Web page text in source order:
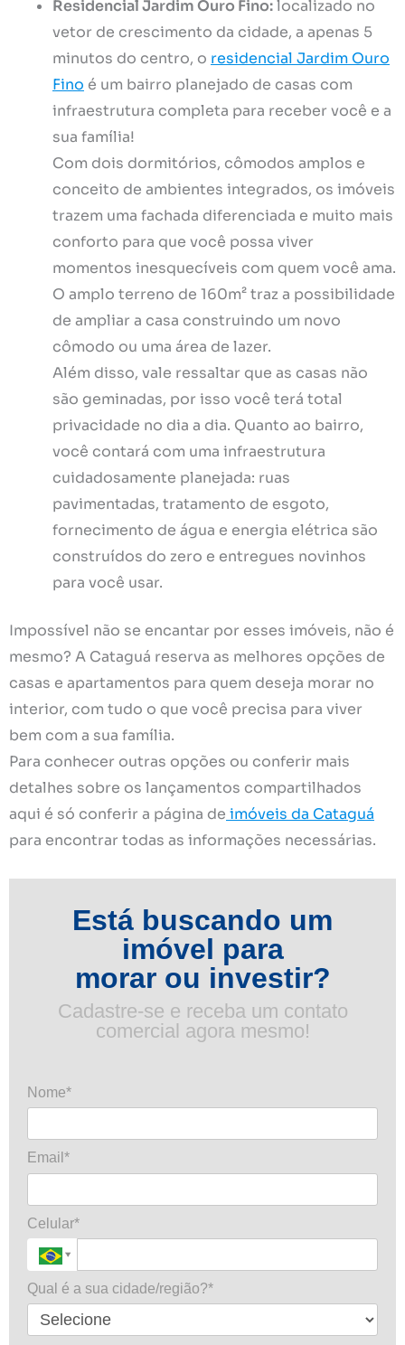
Residencial Jardim Ouro Fino:localizado no
vetor de crescimento da cidade, a apenas 5
minutos do centro, o residencial Jardim Ouro
Fino é um bairro planejado de casas com
infraestrutura completa para receber você e a
sua família!
Com dois dormitórios, cômodos amplos e
conceito de ambientes integrados, os imóveis
trazem uma fachada diferenciada e muito mais
conforto para que você possa viver
momentos inesquecíveis com quem você ama.
O amplo terreno de 160m² traz a possibilidade
de ampliar a casa construindo um novo
cômodo ou uma área de lazer.
Além disso, vale ressaltar que as casas não
são geminadas, por isso você terá total
privacidade no dia a dia. Quanto ao bairro,
você contará com uma infraestrutura
cuidadosamente planejada: ruas
pavimentadas, tratamento de esgoto,
fornecimento de água e energia elétrica são
construídos do zero e entregues novinhos
para você usar.
Impossível não se encantar por esses imóveis, não é
mesmo? A Cataguá reserva as melhores opções de
casas e apartamentos para quem deseja morar no
interior, com tudo o que você precisa para viver
bem com a sua família.
Para conhecer outras opções ou conferir mais
detalhes sobre os lançamentos compartilhados
aqui é só conferir a página de imóveis da Cataguá
para encontrar todas as informações necessárias.
Está buscando um
imóvel para
morar ou investir?
Cadastre-se e receba um contato
comercial agora mesmo!
Nome*
Email*
Celular*
Qual é a sua cidade/região?*